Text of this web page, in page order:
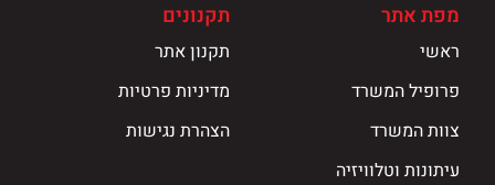
מפת אתר
ראשי
פרופיל המשרד
צוות המשרד
עיתונות וטלוויזיה
תקנונים
תקנון אתר
מדיניות פרטיות
הצהרת נגישות